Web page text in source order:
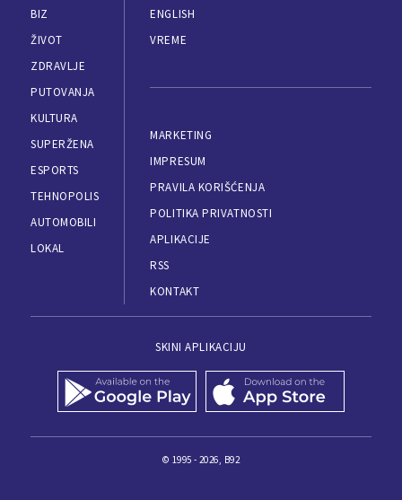
BIZ
ŽIVOT
ZDRAVLJE
PUTOVANJA
KULTURA
SUPERŽENA
ESPORTS
TEHNOPOLIS
AUTOMOBILI
LOKAL
ENGLISH
VREME
MARKETING
IMPRESUM
PRAVILA KORIŠĆENJA
POLITIKA PRIVATNOSTI
APLIKACIJE
RSS
KONTAKT
SKINI APLIKACIJU
© 1995 - 2026, B92